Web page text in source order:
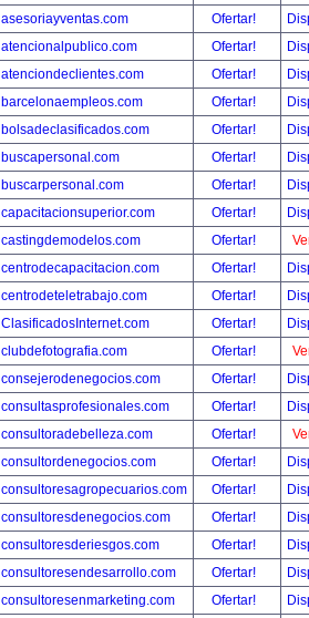
asesoriayventas.com
Ofertar!
atencionalpublico.com
Ofertar!
atenciondeclientes.com
Ofertar!
barcelonaempleos.com
Ofertar!
bolsadeclasificados.com
Ofertar!
buscapersonal.com
Ofertar!
buscarpersonal.com
Ofertar!
capacitacionsuperior.com
Ofertar!
castingdemodelos.com
Ofertar!
centrodecapacitacion.com
Ofertar!
centrodeteletrabajo.com
Ofertar!
ClasificadosInternet.com
Ofertar!
clubdefotografia.com
Ofertar!
consejerodenegocios.com
Ofertar!
consultasprofesionales.com
Ofertar!
consultoradebelleza.com
Ofertar!
consultordenegocios.com
Ofertar!
consultoresagropecuarios.com
Ofertar!
consultoresdenegocios.com
Ofertar!
consultoresderiesgos.com
Ofertar!
consultoresendesarrollo.com
Ofertar!
consultoresenmarketing.com
Ofertar!